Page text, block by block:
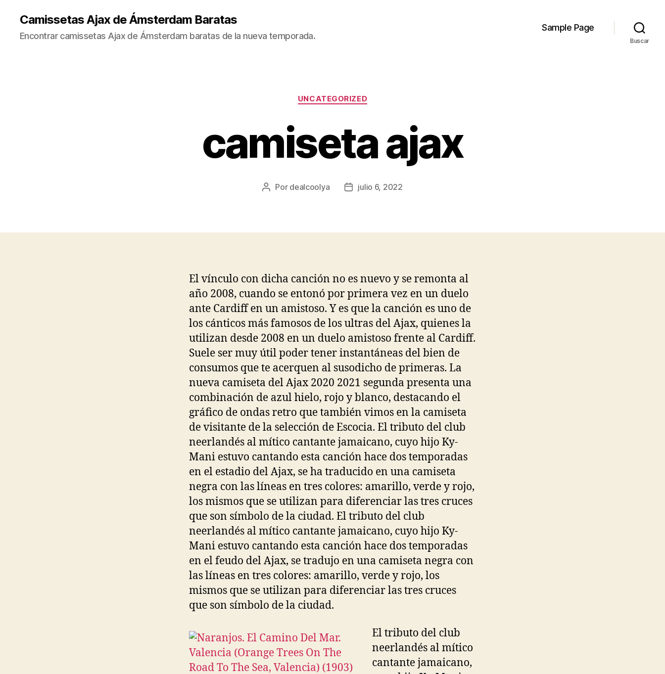
Camissetas Ajax de Ámsterdam Baratas
Encontrar camissetas Ajax de Ámsterdam baratas de la nueva temporada.
Sample Page
Buscar
Categorías
UNCATEGORIZED
camiseta ajax
Autor
Por dealcoolya
Fechajulio 6, 2022
El vínculo con dicha canción no es nuevo y se remonta al
año 2008, cuando se entonó por primera vez en un duelo
ante Cardiff en un amistoso. Y es que la canción es uno de
los cánticos más famosos de los ultras del Ajax, quienes la
utilizan desde 2008 en un duelo amistoso frente al Cardiff.
Suele ser muy útil poder tener instantáneas del bien de
consumos que te acerquen al susodicho de primeras. La
nueva camiseta del Ajax 2020 2021 segunda presenta una
combinación de azul hielo, rojo y blanco, destacando el
gráfico de ondas retro que también vimos en la camiseta
de visitante de la selección de Escocia. El tributo del club
neerlandés al mítico cantante jamaicano, cuyo hijo Ky-
Mani estuvo cantando esta canción hace dos temporadas
en el estadio del Ajax, se ha traducido en una camiseta
negra con las líneas en tres colores: amarillo, verde y rojo,
los mismos que se utilizan para diferenciar las tres cruces
que son símbolo de la ciudad. El tributo del club
neerlandés al mítico cantante jamaicano, cuyo hijo Ky-
Mani estuvo cantando esta canción hace dos temporadas
en el feudo del Ajax, se tradujo en una camiseta negra con
las líneas en tres colores: amarillo, verde y rojo, los
mismos que se utilizan para diferenciar las tres cruces
que son símbolo de la ciudad.
El tributo del club
neerlandés al mítico
cantante jamaicano,